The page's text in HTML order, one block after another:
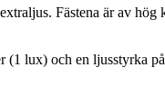
Fästena är av
lux) och en ljusstyrka